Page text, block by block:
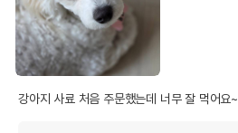
강아지 사료 처음 주문했는데 너무 잘 먹어요~